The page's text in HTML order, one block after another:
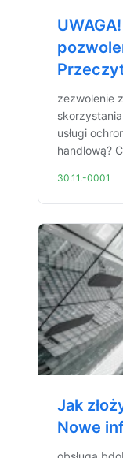
zezwolenie
usługi
handlową?
30.11.-0001
Jak
Nowe